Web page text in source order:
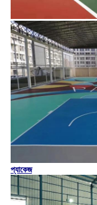
প্যাকেজ